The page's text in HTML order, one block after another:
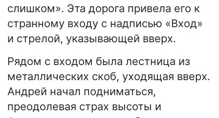
слишком». Эта дорога привела его к
странному входу с надписью «Вход»
и стрелой, указывающей вверх.
Рядом с входом была лестница из
металлических скоб, уходящая вверх.
Андрей начал подниматься,
преодолевая страх высоты и